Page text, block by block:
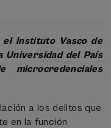
el Instituto Vasco de
Universidad del País
a los delitos que
en la función